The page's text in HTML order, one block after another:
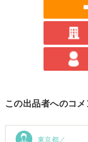
この出品者へのコメ
東京都／